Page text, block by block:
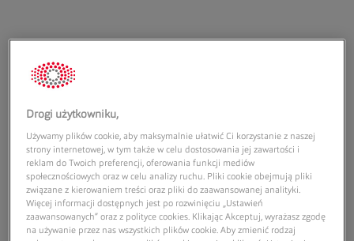
Czytaj więcej...
kontaktowych
Okulary do komputera z filtrem światła
niebiesko-fioletowego. Jak je wybrać?
Astygmatyzm: jak dobrać soczewki
kontaktowe toryczne?
Astygmatyzm i soczewki kontaktowe -
same fakty!
Drogi użytkowniku,
Używamy plików cookie, aby maksymalnie ułatwić Ci korzystanie z naszej
strony internetowej, w tym także w celu dostosowania jej zawartości i
reklam do Twoich preferencji, oferowania funkcji mediów
społecznościowych oraz w celu analizy ruchu. Pliki cookie obejmują pliki
związane z kierowaniem treści oraz pliki do zaawansowanej analityki.
Więcej informacji dostępnych jest po rozwinięciu „Ustawień
zaawansowanych” oraz z polityce cookies. Klikając Akceptuj, wyrażasz zgodę
na używanie przez nas wszystkich plików cookie. Aby zmienić rodzaj